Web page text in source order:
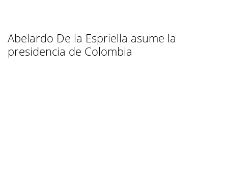
Abelardo De la Espriella asume la
presidencia de Colombia